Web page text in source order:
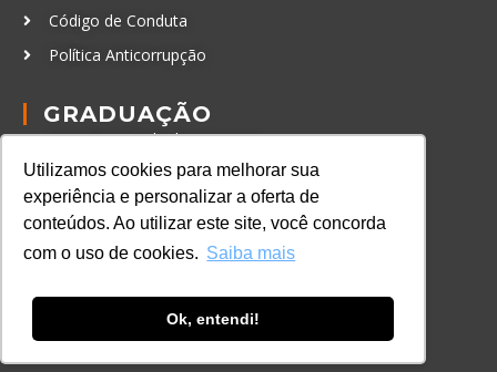
Utilizamos cookies para melhorar sua
experiência e personalizar a oferta de
conteúdos. Ao utilizar este site, você concorda
com o uso de cookies. Saiba mais
Ok, entendi!
Código de Conduta
Política Anticorrupção
GRADUAÇÃO
Autenticação de documentos
CURSOS, EVENTOS E
CERTIFICAÇÕES
Online
Certificações